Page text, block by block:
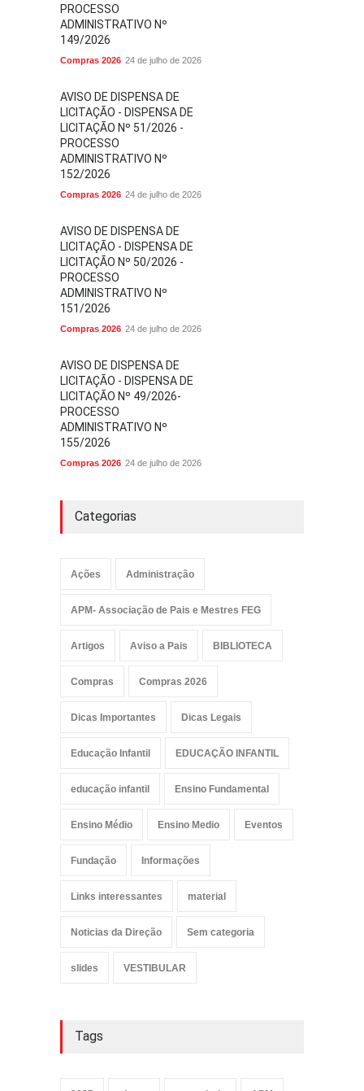
PROCESSO
ADMINISTRATIVO Nº
149/2026
Compras 2026 24 de julho de 2026
AVISO DE DISPENSA DE
LICITAÇÃO - DISPENSA DE
LICITAÇÃO Nº 51/2026 -
PROCESSO
ADMINISTRATIVO Nº
152/2026
Compras 2026 24 de julho de 2026
AVISO DE DISPENSA DE
LICITAÇÃO - DISPENSA DE
LICITAÇÃO Nº 50/2026 -
PROCESSO
ADMINISTRATIVO Nº
151/2026
Compras 2026 24 de julho de 2026
AVISO DE DISPENSA DE
LICITAÇÃO - DISPENSA DE
LICITAÇÃO Nº 49/2026-
PROCESSO
ADMINISTRATIVO Nº
155/2026
Compras 2026 24 de julho de 2026
Categorias
Ações Administração
APM- Associação de Pais e Mestres FEG
Artigos Aviso a Pais BIBLIOTECA
Compras Compras 2026
Dicas Importantes Dicas Legais
Educação Infantil EDUCAÇÃO INFANTIL
educação infantil Ensino Fundamental
Ensino Médio Ensino Medio Eventos
Fundação Informações
Links interessantes material
Noticias da Direção Sem categoria
slides VESTIBULAR
Tags